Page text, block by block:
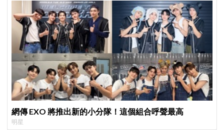
網傳 EXO 將推出新的小分隊！這個組合呼聲最高
明星